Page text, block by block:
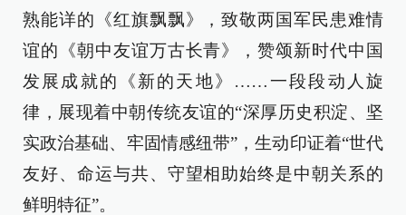
熟能详的《红旗飘飘》，致敬两国军民患难情
谊的《朝中友谊万古长青》，赞颂新时代中国
发展成就的《新的天地》……一段段动人旋
律，展现着中朝传统友谊的“深厚历史积淀、坚
实政治基础、牢固情感纽带”，生动印证着“世代
友好、命运与共、守望相助始终是中朝关系的
鲜明特征”。